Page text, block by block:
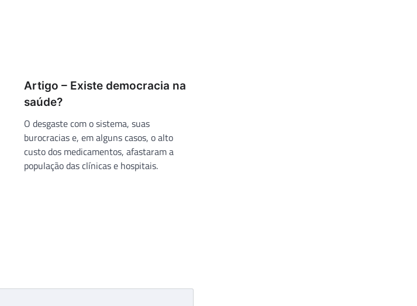
Artigo – Existe democracia na
saúde?
O desgaste com o sistema, suas
burocracias e, em alguns casos, o alto
custo dos medicamentos, afastaram a
população das clínicas e hospitais.